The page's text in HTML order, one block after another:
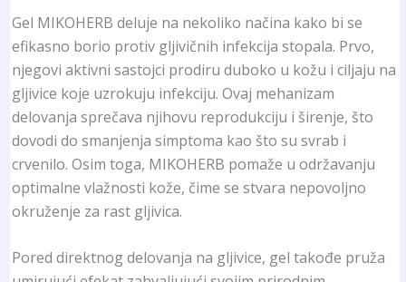
Gel MIKOHERB deluje na nekoliko načina kako bi se
efikasno borio protiv gljivičnih infekcija stopala. Prvo,
njegovi aktivni sastojci prodiru duboko u kožu i ciljaju na
gljivice koje uzrokuju infekciju. Ovaj mehanizam
delovanja sprečava njihovu reprodukciju i širenje, što
dovodi do smanjenja simptoma kao što su svrab i
crvenilo. Osim toga, MIKOHERB pomaže u održavanju
optimalne vlažnosti kože, čime se stvara nepovoljno
okruženje za rast gljivica.
Pored direktnog delovanja na gljivice, gel takođe pruža